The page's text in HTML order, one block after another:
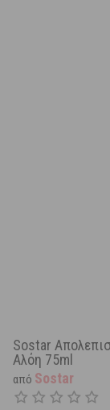
Sostar
Αλόη 75ml
από Sostar